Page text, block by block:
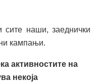
сите наши, заеднички
кампањи.
активностите на
некоја